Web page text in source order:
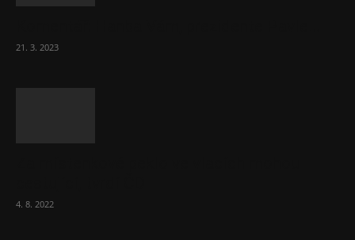
21. 3. 2023
4. 8. 2022